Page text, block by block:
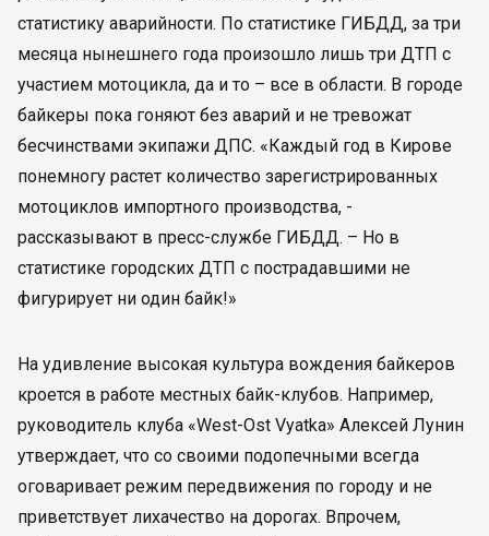
статистику аварийности. По статистике ГИБДД, за три
месяца нынешнего года произошло лишь три ДТП с
участием мотоцикла, да и то – все в области. В городе
байкеры пока гоняют без аварий и не тревожат
бесчинствами экипажи ДПС. «Каждый год в Кирове
понемногу растет количество зарегистрированных
мотоциклов импортного производства, -
рассказывают в пресс-службе ГИБДД. – Но в
статистике городских ДТП с пострадавшими не
фигурирует ни один байк!»
На удивление высокая культура вождения байкеров
кроется в работе местных байк-клубов. Например,
руководитель клуба «West-Ost Vyatka» Алексей Лунин
утверждает, что со своими подопечными всегда
оговаривает режим передвижения по городу и не
приветствует лихачество на дорогах. Впрочем,